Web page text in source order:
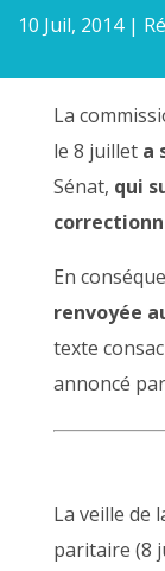
10 Juil, 2014|
La
le 8 juillet a
Sénat, qui
En
renvoyée
texte
annoncé
La veille de
paritaire (8